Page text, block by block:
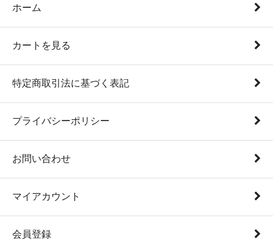
ホーム
カートを見る
特定商取引法に基づく表記
プライバシーポリシー
お問い合わせ
マイアカウント
会員登録